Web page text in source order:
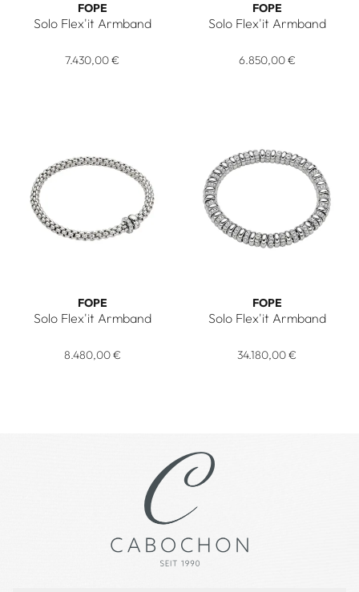
FOPE
Solo Flex'it Armband
7.430,00 €
FOPE
Solo Flex'it Armband
6.850,00 €
FOPE
Solo Flex'it Armband
8.480,00 €
FOPE
Solo Flex'it Armband
34.180,00 €